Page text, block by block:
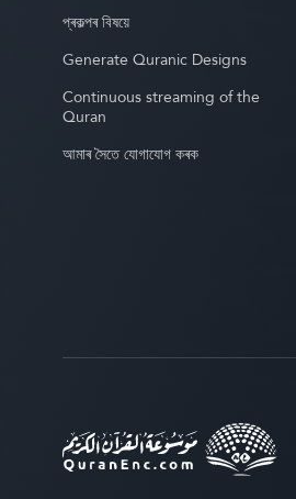
প্ৰকল্পৰ বিষয়ে
Generate Quranic Designs
Continuous streaming of the
Quran
আমাৰ সৈতে যোগাযোগ কৰক